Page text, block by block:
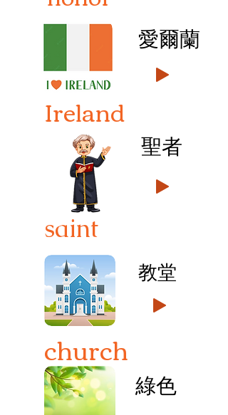
Ireland
愛爾蘭
saint
聖者
church
教堂
綠色